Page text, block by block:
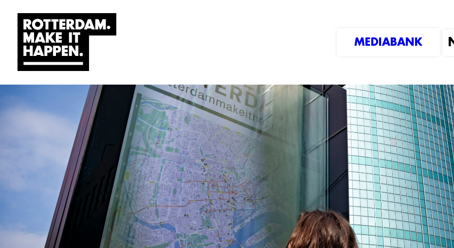
MEDIABANK